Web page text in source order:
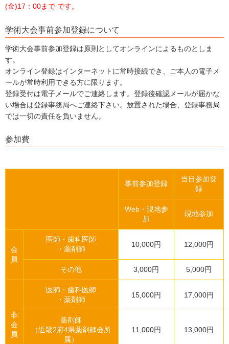
(金)17：00まで です。
学術大会事前参加登録について
学術大会事前参加登録は原則としてオンラインによるものとしま
す。
オンライン登録はインターネットに常時接続でき、ご本人の電子メ
ールが常時利用できる方に限ります。
登録受付は電子メールでご連絡します。登録後確認メールが届かな
い場合は登録事務局へご連絡下さい。放置された場合、登録事務局
では一切の責任を負いません。
参加費
事前参加登録
当日参加登
録
Web・現地参
加
現地参加
会
員
医師・歯科医師
・薬剤師
10,000円 12,000円
その他 3,000円 5,000円
非
会
員
医師・歯科医師
・薬剤師
15,000円 17,000円
薬剤師
（近畿2府4県薬剤師会所
属）
11,000円 13,000円